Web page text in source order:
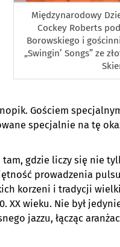
Międzynarodowy
Cockey Roberts
Borowskiego i
„Swingin’ Songs” ze
Gościem
specjalnie na tę
gdzie liczy się nie
prowadzenia
korzeni i tradycji
XX wieku. Nie był
jazzu, łącząc